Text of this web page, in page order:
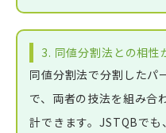
3. 同値分割法との相性
同値分割法で分割したパ
で、両者の技法を組み合
計できます。JSTQBで